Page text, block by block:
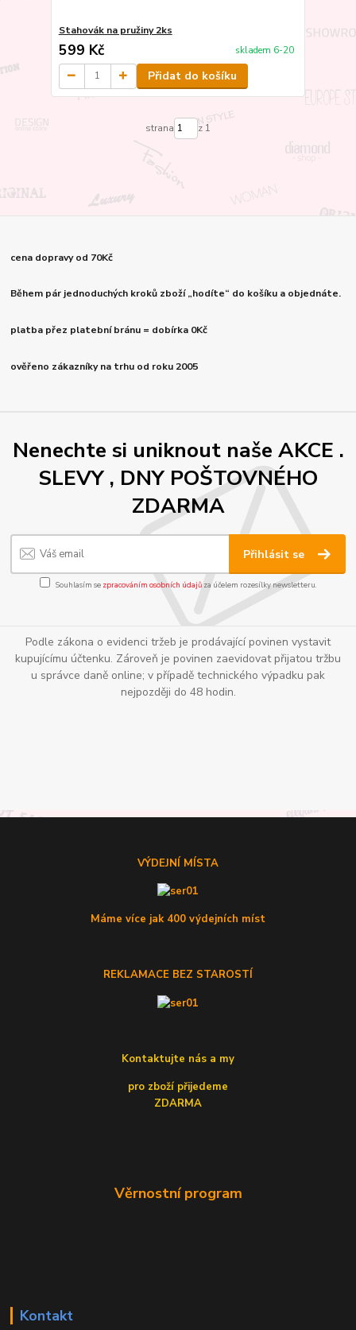
Stahovák na pružiny 2ks
599 Kč skladem 6-20
Přidat do košíku
strana z 1
cena dopravy od 70Kč
Během pár jednoduchých kroků zboží „hodíte“ do košíku a objednáte.
platba přez platební bránu = dobírka 0Kč
ověřeno zákazníky na trhu od roku 2005
Nenechte si uniknout naše AKCE .
SLEVY , DNY POŠTOVNÉHO
ZDARMA
Přihlásit se
Souhlasím se zpracováním osobních údajůza účelem rozesílky newsletteru.
Podle zákona o evidenci tržeb je prodávající povinen vystavit
kupujícímu účtenku. Zároveň je povinen zaevidovat přijatou tržbu
u správce daně online; v případě technického výpadku pak
nejpozději do 48 hodin.
VÝDEJNÍ MÍSTA
Máme více jak 400 výdejních míst
REKLAMACE BEZ STAROSTÍ
Kontaktujte nás a my
pro zboží přijedeme
ZDARMA
Věrnostní program
Kontakt